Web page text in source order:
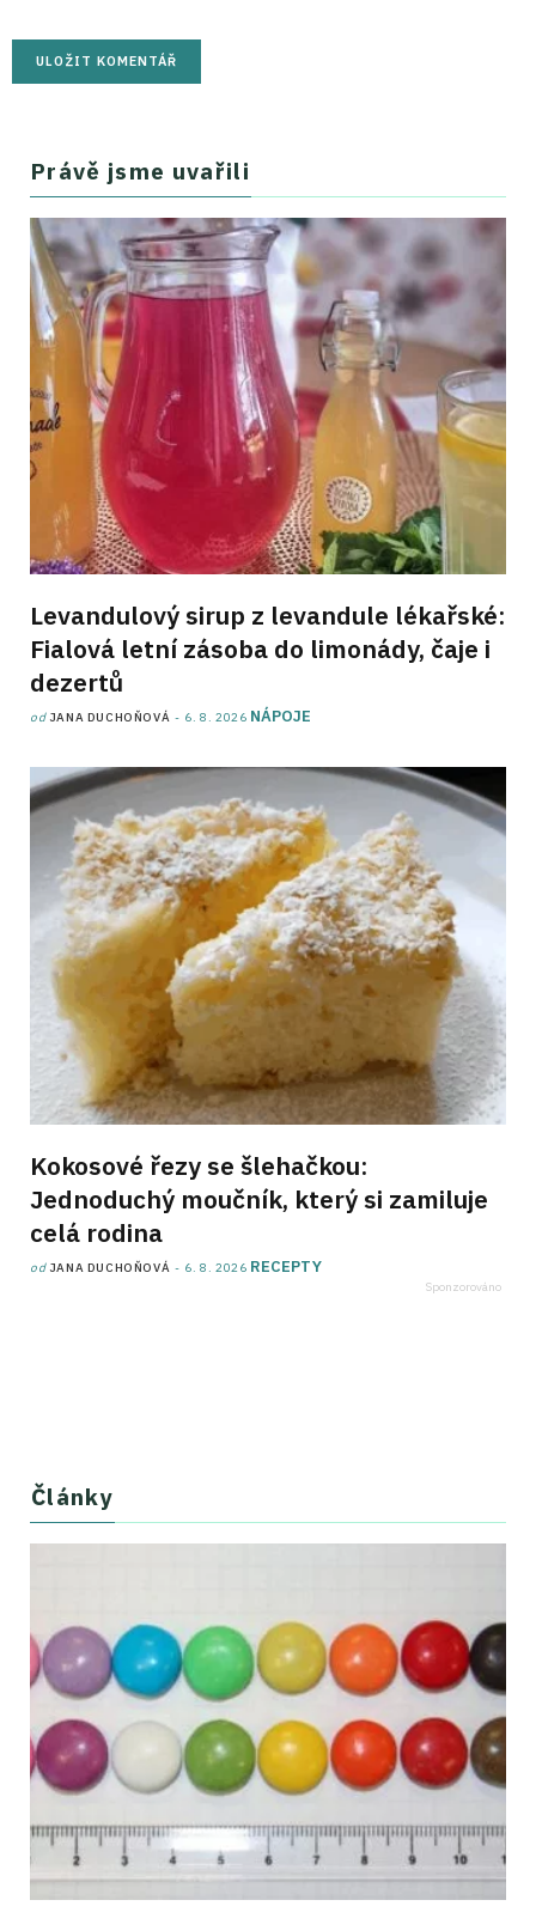
Právě jsme uvařili
Levandulový sirup z levandule lékařské:
Fialová letní zásoba do limonády, čaje i
dezertů
od JANA DUCHOŇOVÁ 6. 8. 2026 NÁPOJE
Kokosové řezy se šlehačkou:
Jednoduchý moučník, který si zamiluje
celá rodina
od JANA DUCHOŇOVÁ 6. 8. 2026 RECEPTY
Články